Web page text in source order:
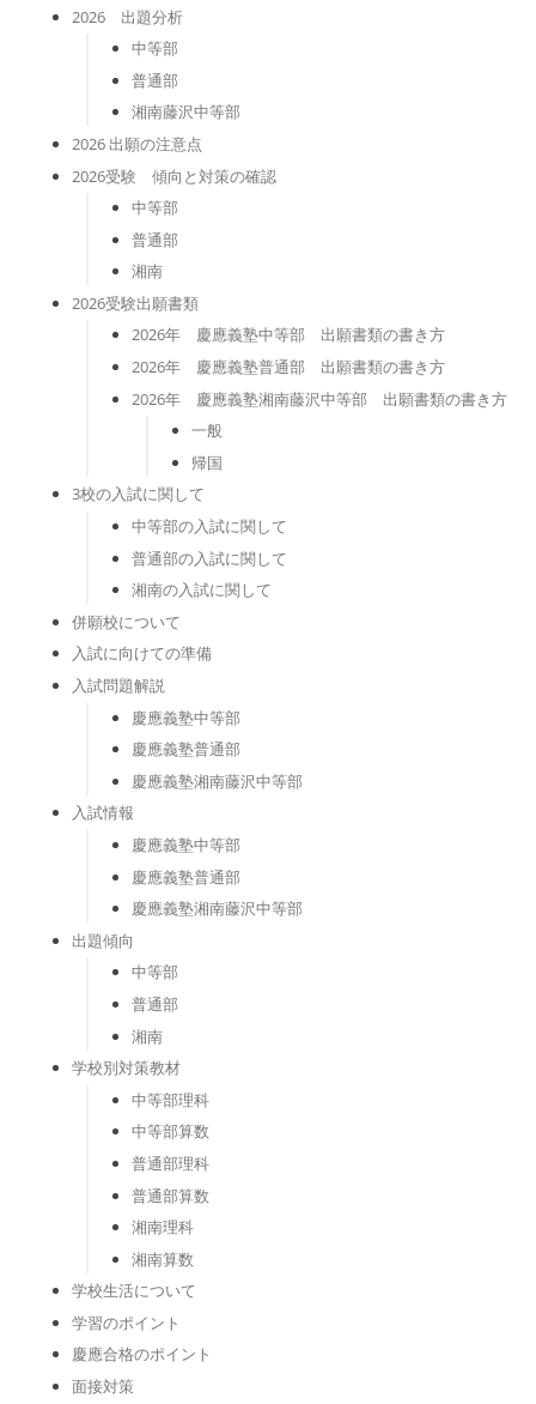
2026 出題分析
中等部
普通部
湘南藤沢中等部
2026 出願の注意点
2026受験 傾向と対策の確認
中等部
普通部
湘南
2026受験出願書類
2026年 慶應義塾中等部 出願書類の書き方
2026年 慶應義塾普通部 出願書類の書き方
2026年 慶應義塾湘南藤沢中等部 出願書類の書き方
一般
帰国
3校の入試に関して
中等部の入試に関して
普通部の入試に関して
湘南の入試に関して
併願校について
入試に向けての準備
入試問題解説
慶應義塾中等部
慶應義塾普通部
慶應義塾湘南藤沢中等部
入試情報
慶應義塾中等部
慶應義塾普通部
慶應義塾湘南藤沢中等部
出題傾向
中等部
普通部
湘南
学校別対策教材
中等部理科
中等部算数
普通部理科
普通部算数
湘南理科
湘南算数
学校生活について
学習のポイント
慶應合格のポイント
面接対策